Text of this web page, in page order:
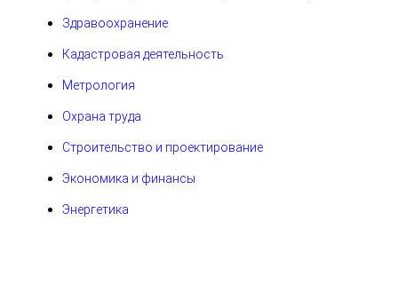
Здравоохранение
Кадастровая деятельность
Метрология
Охрана труда
Строительство и проектирование
Экономика и финансы
Энергетика